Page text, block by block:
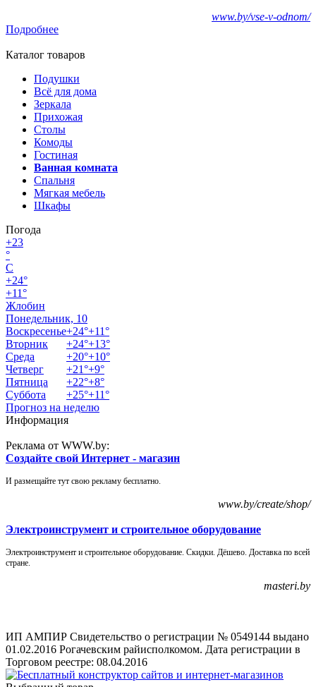
www.by/vse-v-odnom/
Подробнее
Каталог товаров
Подушки
Всё для дома
Зеркала
Прихожая
Столы
Комоды
Гостиная
Ванная комната
Спальня
Мягкая мебель
Шкафы
Погода
+23
°
C
+24°
+11°
Жлобин
Понедельник, 10
Воскресенье+24°+11°
Вторник
+24°+13°
Среда
+20°+10°
Четверг
+21°+9°
Пятница
+22°+8°
Суббота
+25°+11°
Прогноз на неделю
Информация
Реклама от WWW.by:
Создайте свой Интернет - магазин
И размещайте тут свою рекламу бесплатно.
www.by/create/shop/
Электроинструмент и строительное оборудование
Электроинструмент и строительное оборудование. Скидки. Дёшево. Доставка по всей
стране.
masteri.by
ИП АМПИР Свидетельство о регистрации № 0549144 выдано
01.02.2016 Рогачевским райисполкомом. Дата регистрации в
Торговом реестре: 08.04.2016